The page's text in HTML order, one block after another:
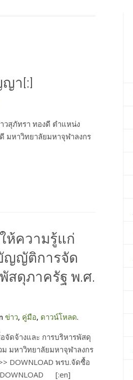
า[:]
สุภัทรา ทองดี ตำแหน่ง
มหาวิทยาลัยมหาจุฬาลงกร
ห้ความรู้แก่
ญญัติการจัด
สดุภาครัฐ พ.ศ.
ข่าว, คู่มือ, ดาวน์โหลด.
จัดจ้างและ การบริหารพัสดุ
มหาวิทยาลัยมหาจุฬาลงกร
DOWNLOAD พรบ.จัดซื้อ
DOWNLOAD [:en]